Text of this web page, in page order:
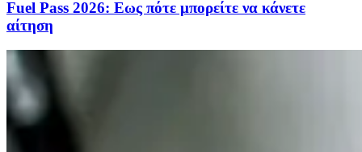
Fuel Pass 2026: Εως πότε μπορείτε να κάνετε
αίτηση